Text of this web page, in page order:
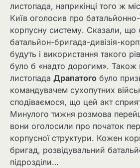
листопада, наприкінці того ж
Київ оголосив про
корпусну систему. Сказали, що
батальйон-бригада-дивізія-
будуть і використання такого
було б «надто дорогим». Також
листопада Драпатого було
командувачем сухопутних
сподіваємося, що цей акт
Минулого тижня розмова
вони оголосили про початок
корпусної структури. Кожен
бригад, розвідувальний
підрозділи…